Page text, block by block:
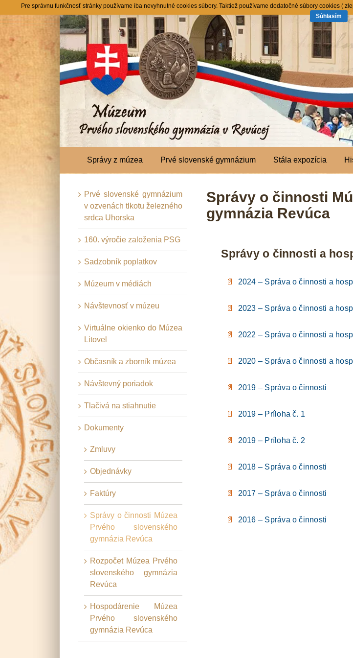
to
content
Správy z múzea Prvé slovenské gymnázium Stála expozícia
Správy o činnosti
gymnázia Revúca
Správy o činnosti a
📄 2024 – Správa o činnosti a
📄 2023 – Správa o činnosti a
📄 2022 – Správa o činnosti a
📄 2020 – Správa o činnosti a
📄 2019 – Správa o činnosti
📄 2019 – Príloha č. 1
📄 2019 – Príloha č. 2
📄 2018 – Správa o činnosti
📄 2017 – Správa o činnosti
📄 2016 – Správa o činnosti
Prvé slovenské gymnázium
v ozvenách tlkotu železného
srdca Uhorska
160. výročie založenia PSG
Sadzobník poplatkov
Múzeum v médiách
Návštevnosť v múzeu
Virtuálne okienko do Múzea
Litovel
Občasník a zborník múzea
Návštevný poriadok
Tlačivá na stiahnutie
Dokumenty
Zmluvy
Objednávky
Faktúry
Správy o činnosti Múzea
Prvého slovenského
gymnázia Revúca
Rozpočet Múzea Prvého
slovenského gymnázia
Revúca
Hospodárenie Múzea
Prvého slovenského
gymnázia Revúca
Pre správnu funkčnosť stránky používame iba nevyhnutné cookies súbory. Taktiež používame dodatočné súbory cookies (
Súhlasím